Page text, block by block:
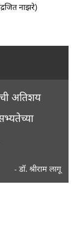
नाझरे)
अतिशय
- डॉ. श्रीराम लागू